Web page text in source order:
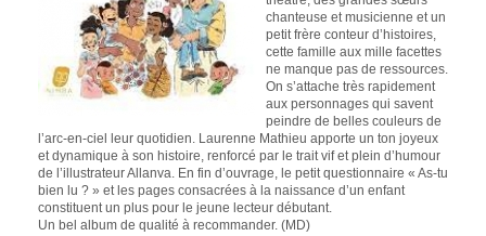
chanteuse et musicienne et un
petit frère conteur d’histoires,
cette famille aux mille facettes
ne manque pas de ressources.
On s’attache très rapidement
aux personnages qui savent
peindre de belles couleurs de
l’arc-en-ciel leur quotidien. Laurenne Mathieu apporte un ton joyeux
et dynamique à son histoire, renforcé par le trait vif et plein d’humour
de l’illustrateur Allanva. En fin d’ouvrage, le petit questionnaire « As-tu
bien lu ? » et les pages consacrées à la naissance d’un enfant
constituent un plus pour le jeune lecteur débutant.
Un bel album de qualité à recommander. (MD)